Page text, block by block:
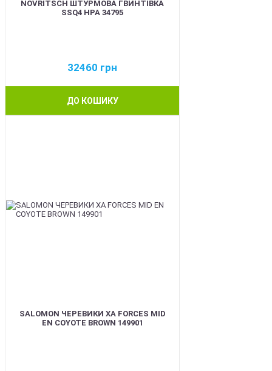
NOVRITSCH ШТУРМОВА ГВИНТІВКА
SSQ4 HPA 34795
32460 грн
ДО КОШИКУ
SALOMON ЧЕРЕВИКИ XA FORCES MID
EN COYOTE BROWN 149901